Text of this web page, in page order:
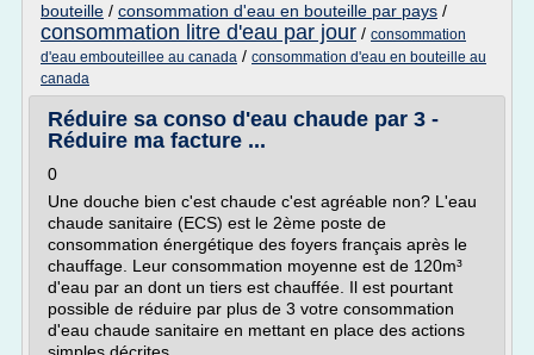
bouteille / consommation d'eau en bouteille par pays /
consommation litre d'eau par jour / consommation
d'eau embouteillee au canada / consommation d'eau en bouteille au
canada
Réduire sa conso d'eau chaude par 3 -
Réduire ma facture ...
0
Une douche bien c'est chaude c'est agréable non? L'eau
chaude sanitaire (ECS) est le 2ème poste de
consommation énergétique des foyers français après le
chauffage. Leur consommation moyenne est de 120m³
d'eau par an dont un tiers est chauffée. Il est pourtant
possible de réduire par plus de 3 votre consommation
d'eau chaude sanitaire en mettant en place des actions